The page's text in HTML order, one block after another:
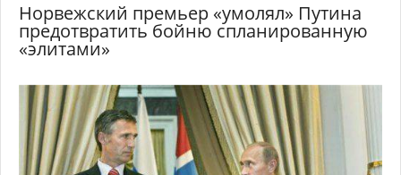
Норвежский премьер «умолял» Путина
предотвратить бойню спланированную
«элитами»